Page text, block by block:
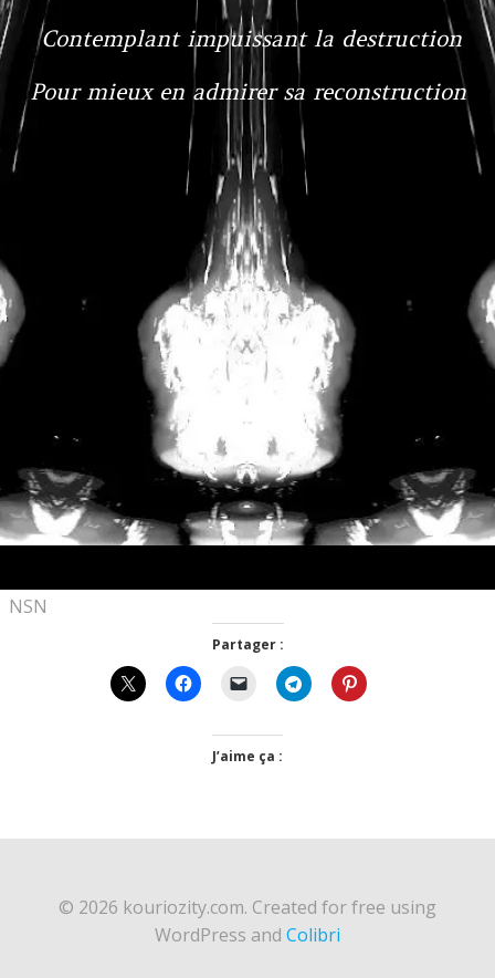
Contemplant impuissant la destruction
Pour mieux en admirer sa reconstruction
NSN
Partager :
J’aime ça :
© 2026 kouriozity.com. Created for free using
WordPress and Colibri